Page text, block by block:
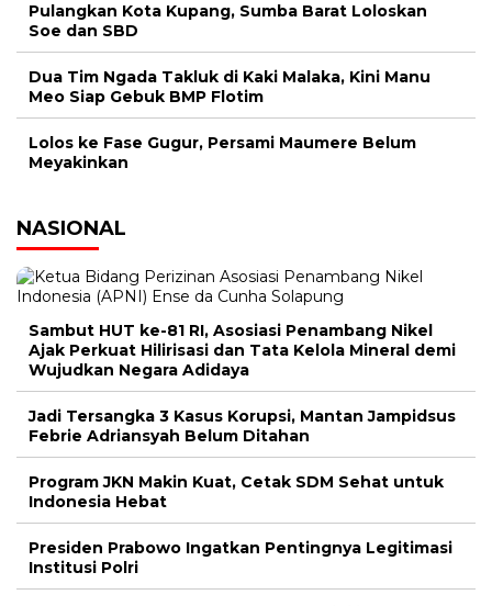
Pulangkan Kota Kupang, Sumba Barat Loloskan
Soe dan SBD
Dua Tim Ngada Takluk di Kaki Malaka, Kini Manu
Meo Siap Gebuk BMP Flotim
Lolos ke Fase Gugur, Persami Maumere Belum
Meyakinkan
NASIONAL
Sambut HUT ke-81 RI, Asosiasi Penambang Nikel
Ajak Perkuat Hilirisasi dan Tata Kelola Mineral demi
Wujudkan Negara Adidaya
Jadi Tersangka 3 Kasus Korupsi, Mantan Jampidsus
Febrie Adriansyah Belum Ditahan
Program JKN Makin Kuat, Cetak SDM Sehat untuk
Indonesia Hebat
Presiden Prabowo Ingatkan Pentingnya Legitimasi
Institusi Polri